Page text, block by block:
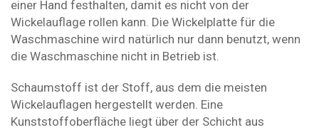
einer Hand festhalten, damit es nicht von der
Wickelauflage rollen kann. Die Wickelplatte für die
Waschmaschine wird natürlich nur dann benutzt, wenn
die Waschmaschine nicht in Betrieb ist.
Schaumstoff ist der Stoff, aus dem die meisten
Wickelauflagen hergestellt werden. Eine
Kunststoffoberfläche liegt über der Schicht aus